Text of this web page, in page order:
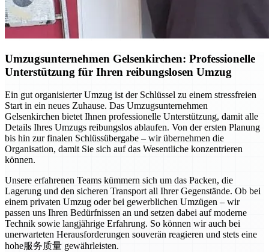
Umzugsunternehmen Gelsenkirchen: Professionelle
Unterstützung für Ihren reibungslosen Umzug
Ein gut organisierter Umzug ist der Schlüssel zu einem stressfreien
Start in ein neues Zuhause. Das Umzugsunternehmen
Gelsenkirchen bietet Ihnen professionelle Unterstützung, damit alle
Details Ihres Umzugs reibungslos ablaufen. Von der ersten Planung
bis hin zur finalen Schlüssübergabe – wir übernehmen die
Organisation, damit Sie sich auf das Wesentliche konzentrieren
können.
Unsere erfahrenen Teams kümmern sich um das Packen, die
Lagerung und den sicheren Transport all Ihrer Gegenstände. Ob bei
einem privaten Umzug oder bei gewerblichen Umzügen – wir
passen uns Ihren Bedürfnissen an und setzen dabei auf moderne
Technik sowie langjährige Erfahrung. So können wir auch bei
unerwarteten Herausforderungen souverän reagieren und stets eine
hohe服务质量 gewährleisten.